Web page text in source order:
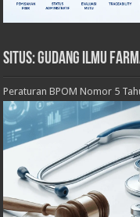
Situs: Gudang Ilmu
Peraturan BPOM Nomor 5